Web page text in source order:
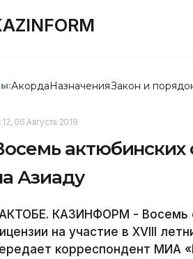
АкордаНазначенияЗакон и
06 Августа 2018
Азиаду
КАЗИНФОРМ - Восемь
на участие в XVIII
корреспондент МИА